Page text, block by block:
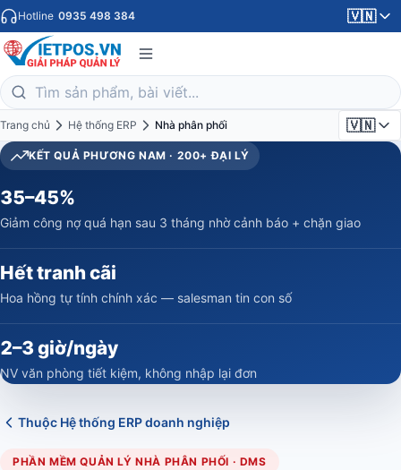
Hotline 0935 498 384 🇻🇳
Trang chủ Hệ thống ERP Nhà phân phối 🇻🇳
Thuộc Hệ thống ERP doanh nghiệp
PHẦN MỀM QUẢN LÝ NHÀ PHÂN PHỐI · DMS
KẾT QUẢ PHƯƠNG NAM · 200+ ĐẠI LÝ
35–45%
Giảm công nợ quá hạn sau 3 tháng nhờ cảnh báo + chặn giao
Hết tranh cãi
Hoa hồng tự tính chính xác — salesman tin con số
2–3 giờ/ngày
NV văn phòng tiết kiệm, không nhập lại đơn